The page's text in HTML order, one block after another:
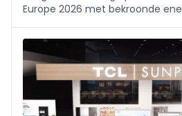
Europe 2026 met bekroonde
samenwerkingen die de
versnellen.